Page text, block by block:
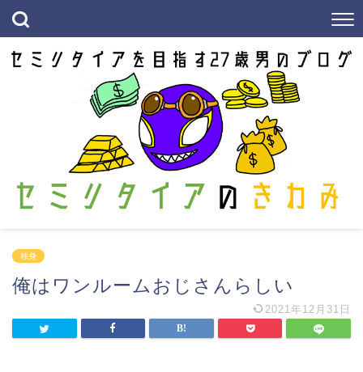
独身
俺はワンルームおじさんらしい
2021年12月31日